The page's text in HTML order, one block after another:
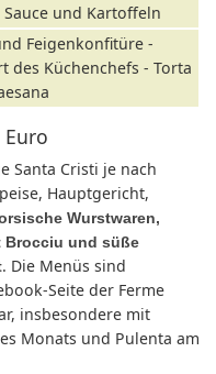
und Kartoffeln
Feigenkonfitüre -
des Küchenchefs - Torta
Santa Cristi je nach
Hauptgericht,
Wurstwaren,
Brocciu und süße
. Die Menüs sind
Seite der Ferme
insbesondere mit
Monats und Pulenta am